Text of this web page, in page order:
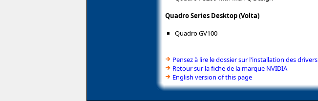
Quadro Series Desktop (Volta)
Quadro GV100
Pensez à lire le dossier sur l'installation des drivers
Retour sur la fiche de la marque NVIDIA
English version of this page